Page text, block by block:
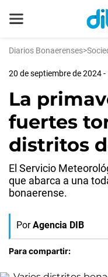
Diarios Bonaerenses>
20 de septiembre de 2024 -
La
fuertes
distritos
El Servicio
que abarca a una
bonaerense.
Por Agencia DIB
Para compartir: